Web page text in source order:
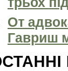
От
Гавриш